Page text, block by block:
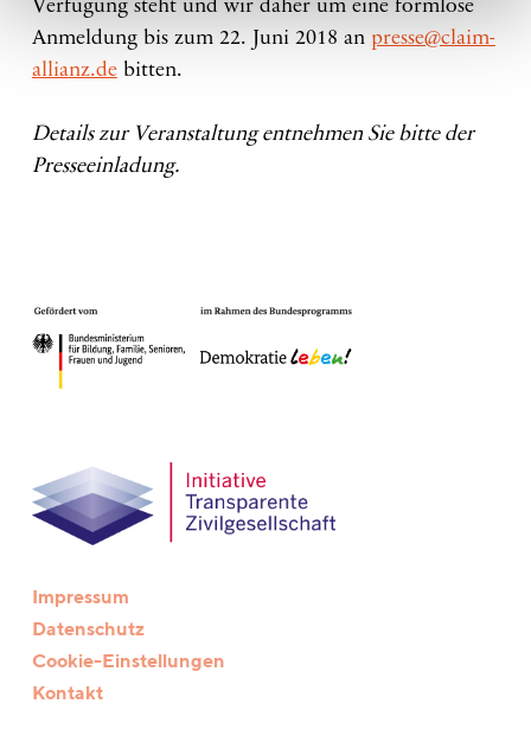
Verfügung steht und wir daher um eine formlose
Anmeldung bis zum 22. Juni 2018 an presse@claim-
allianz.debitten.
Details zur Veranstaltung entnehmen Sie bitte der
Presseeinladung.
Impressum
Datenschutz
Cookie-Einstellungen
Kontakt